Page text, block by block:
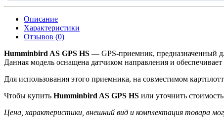
Описание
Характеристики
Отзывов (0)
Humminbird AS GPS HS — GPS-приемник, предназначенный
Данная модель оснащена датчиком направления и
Для использования этого приемника, на совместимом
Чтобы купить Humminbird AS GPS HS или уточнить
Цена, характеристики, внешний вид и комплектация товара